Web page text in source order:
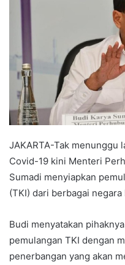
JAKARTA-Tak menunggu
Covid-19 kini Menteri
Sumadi menyiapkan
(TKI) dari berbagai
Budi menyatakan
pemulangan TKI dengan
penerbangan yang akan